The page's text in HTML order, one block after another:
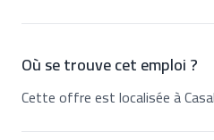
Où se trouve cet emploi ?
Cette offre est localisée à